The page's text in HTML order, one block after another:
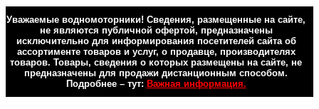
Уважаемые водномоторники! Сведения, размещенные на сайте,
не являются публичной офертой, предназначены
исключительно для информирования посетителей сайта об
ассортименте товаров и услуг, о продавце, производителях
товаров. Товары, сведения о которых размещены на сайте, не
предназначены для продажи дистанционным способом.
Подробнее – тут: Важная информация.